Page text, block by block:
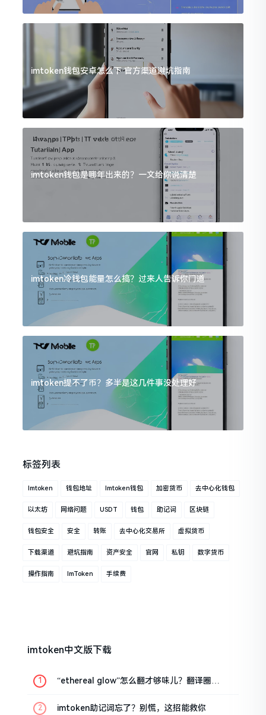
imtoken钱包安卓怎么下 官方渠道避坑指南
imtoken钱包是哪年出来的？一文给你说清楚
imtoken冷钱包能量怎么搞？过来人告诉你门道
imtoken提不了币？多半是这几件事没处理好
标签列表
Imtoken 钱包地址 Imtoken钱包 加密货币 去中心化钱包
以太坊 网络问题 USDT 钱包 助记词 区块链
钱包安全 安全 转账 去中心化交易所 虚拟货币
下载渠道 避坑指南 资产安全 官网 私钥 数字货币
操作指南 ImToken 手续费
imtoken中文版下载
“ethereal glow”怎么翻才够味儿？翻译圈老
imtoken助记词忘了？别慌，这招能救你